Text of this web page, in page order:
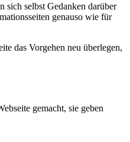
selbst Gedanken darüber
genauso wie für
das Vorgehen neu überlegen,
gemacht, sie geben